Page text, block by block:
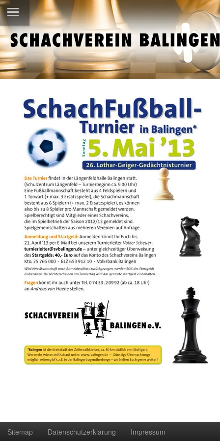
Sitemap Datenschutzerklärung Impressum